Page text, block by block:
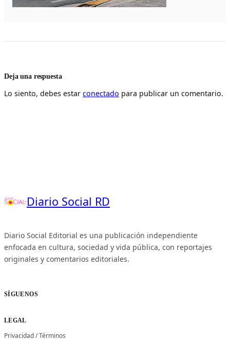
Deja una respuesta
Lo siento, debes estar conectado para publicar un comentario.
Diario Social RD
Diario Social Editorial es una publicación independiente
enfocada en cultura, sociedad y vida pública, con reportajes
originales y comentarios editoriales.
SÍGUENOS
LEGAL
Privacidad/Términos